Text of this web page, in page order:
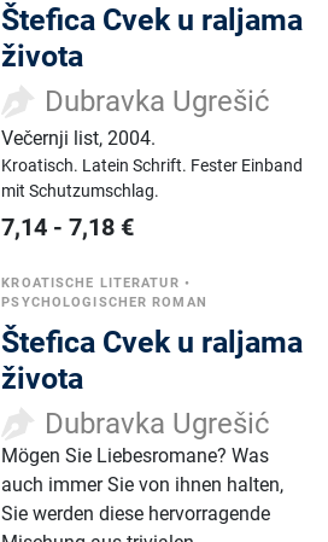
Štefica Cvek u raljama
života
Dubravka Ugrešić
Večernji list,2004.
Kroatisch. Latein Schrift. Fester Einband
mit Schutzumschlag.
7,14 -7,18 €
KROATISCHE LITERATUR •
PSYCHOLOGISCHER ROMAN
Štefica Cvek u raljama
života
Dubravka Ugrešić
Mögen Sie Liebesromane? Was
auch immer Sie von ihnen halten,
Sie werden diese hervorragende